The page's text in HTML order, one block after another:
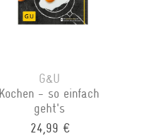
G&U
Kochen - so einfach
geht's
24,99 €